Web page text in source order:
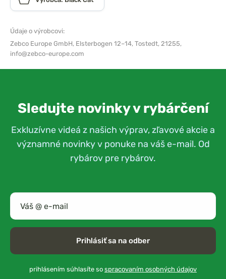
Údaje o výrobcovi:
Zebco Europe GmbH, Elsterbogen 12–14, Tostedt, 21255,
info@zebco-europe.com
Sledujte novinky v rybárčení
Exkluzívne videá z našich výprav, zľavové akcie a
významné novinky v ponuke na váš e-mail. Od
rybárov pre rybárov.
Prihlásiť sa na odber
prihlásením súhlasíte so spracovaním osobných údajov